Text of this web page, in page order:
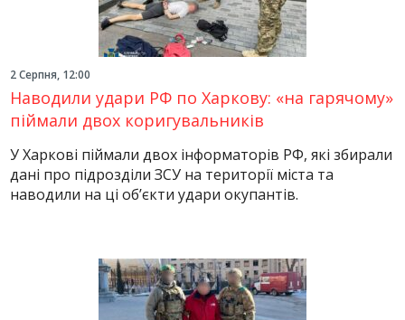
2 Серпня, 12:00
Наводили удари РФ по Харкову: «на гарячому»
піймали двох коригувальників
У Харкові піймали двох інформаторів РФ, які збирали
дані про підрозділи ЗСУ на території міста та
наводили на ці об’єкти удари окупантів.